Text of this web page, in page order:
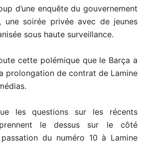
d’une enquête du gouvernement
une soirée privée avec de jeunes
sous haute surveillance.
cette polémique que le Barça a
prolongation de contrat de Lamine
les questions sur les récents
le dessus sur le côté
du numéro 10 à Lamine